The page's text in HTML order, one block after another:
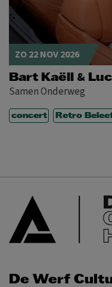
ZO 22 NOV 2026
Bart Kaëll &
Samen Onderweg
concert Retro
De Werf